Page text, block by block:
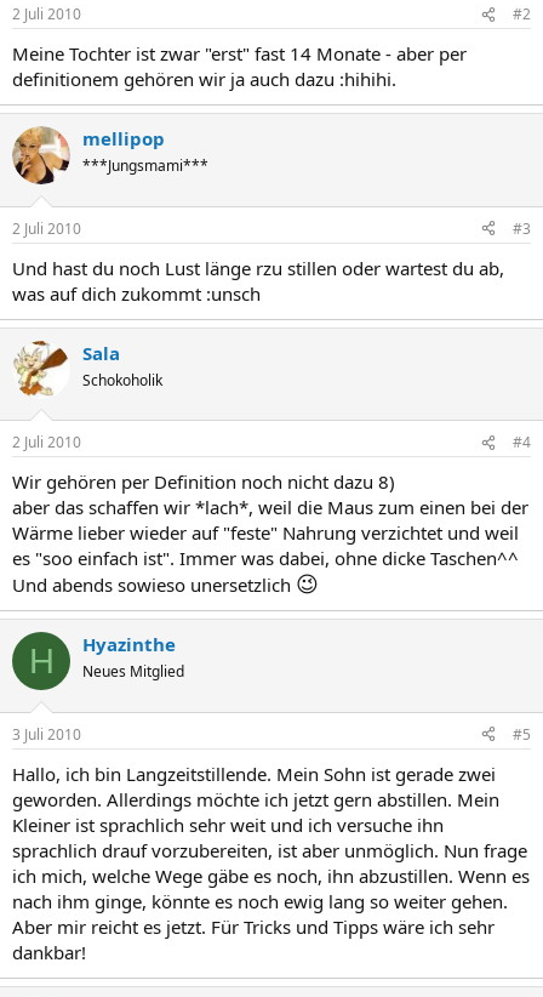
2 Juli 2010 #2
Meine Tochter ist zwar "erst" fast 14 Monate - aber per
definitionem gehören wir ja auch dazu :hihihi.
mellipop
***Jungsmami***
2 Juli 2010 #3
Und hast du noch Lust länge rzu stillen oder wartest du ab,
was auf dich zukommt :unsch
Sala
Schokoholik
2 Juli 2010 #4
Wir gehören per Definition noch nicht dazu 8)
aber das schaffen wir *lach*, weil die Maus zum einen bei der
Wärme lieber wieder auf "feste" Nahrung verzichtet und weil
es "soo einfach ist". Immer was dabei, ohne dicke Taschen^^
Und abends sowieso unersetzlich 😉
H Hyazinthe
Neues Mitglied
3 Juli 2010 #5
Hallo, ich bin Langzeitstillende. Mein Sohn ist gerade zwei
geworden. Allerdings möchte ich jetzt gern abstillen. Mein
Kleiner ist sprachlich sehr weit und ich versuche ihn
sprachlich drauf vorzubereiten, ist aber unmöglich. Nun frage
ich mich, welche Wege gäbe es noch, ihn abzustillen. Wenn es
nach ihm ginge, könnte es noch ewig lang so weiter gehen.
Aber mir reicht es jetzt. Für Tricks und Tipps wäre ich sehr
dankbar!